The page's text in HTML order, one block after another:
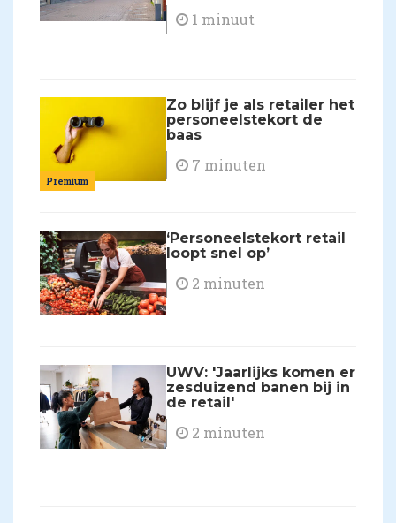
1 minuut
Premium
Zo blijf je als retailer het
personeelstekort de
baas
7 minuten
‘Personeelstekort retail
loopt snel op’
2 minuten
UWV: 'Jaarlijks komen er
zesduizend banen bij in
de retail'
2 minuten